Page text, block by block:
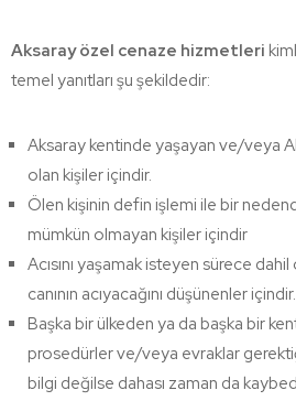
Aksaray özel cenaze hizmetleri
temel yanıtları şu şekildedir:
Aksaray kentinde yaşayan ve/veya
olan kişiler içindir.
Ölen kişinin defin işlemi ile bir
mümkün olmayan kişiler içindir
Acısını yaşamak isteyen sürece
canının acıyacağını düşünenler içindir.
Başka bir ülkeden ya da başka bir
prosedürler ve/veya evraklar
bilgi değilse dahası zaman da